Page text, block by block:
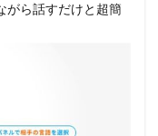
がら話すだけと超簡